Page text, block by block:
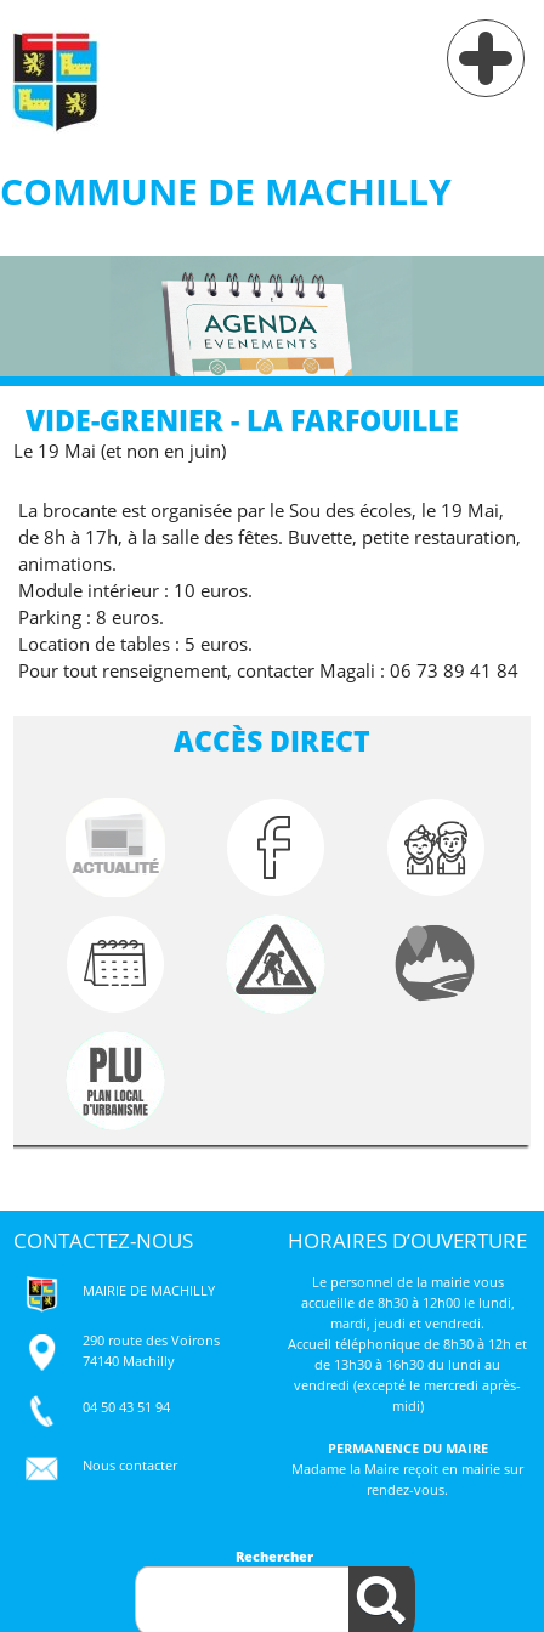
COMMUNE DE MACHILLY
Vie pratique
Services
Village
Contact
VIDE-GRENIER - LA FARFOUILLE
Le 19 Mai (et non en juin)
La brocante est organisée par le Sou des écoles, le 19 Mai,
de 8h à 17h, à la salle des fêtes. Buvette, petite restauration,
animations.
Module intérieur : 10 euros.
Parking : 8 euros.
Location de tables : 5 euros.
Pour tout renseignement, contacter Magali : 06 73 89 41 84
ACCÈS DIRECT
CONTACTEZ-NOUS
MAIRIE DE MACHILLY
290 route des Voirons
74140 Machilly
04 50 43 51 94
Nous contacter
HORAIRES D’OUVERTURE
Le personnel de la mairie vous
accueille de 8h30 à 12h00 le lundi,
mardi, jeudi et vendredi.
Accueil téléphonique de 8h30 à 12h et
de 13h30 à 16h30 du lundi au
vendredi (excepté le mercredi après-
midi)
PERMANENCE DU MAIRE
Madame la Maire reçoit en mairie sur
rendez-vous.
Rechercher